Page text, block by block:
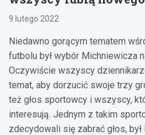
9 lutego 2022
Niedawno gorącym tematem
futbolu był wybór Michniewicza
Oczywiście wszyscy
temat, aby dorzucić swoje trzy
też głos sportowcy i wszyscy,
interesują. Jednym z takim
zdecydowali się zabrać głos, był